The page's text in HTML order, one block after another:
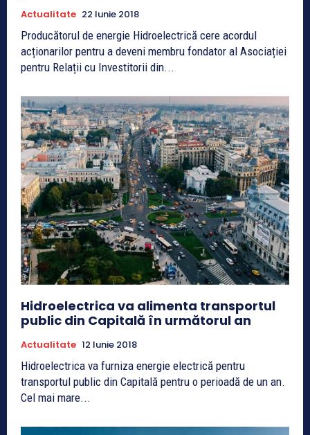
Actualitate 22 Iunie 2018
Producătorul de energie Hidroelectrică cere acordul
acționarilor pentru a deveni membru fondator al Asociației
pentru Relații cu Investitorii din...
Hidroelectrica va alimenta transportul
public din Capitală în următorul an
Actualitate 12 Iunie 2018
Hidroelectrica va furniza energie electrică pentru
transportul public din Capitală pentru o perioadă de un an.
Cel mai mare...